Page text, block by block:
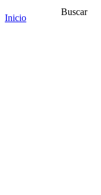
Inicio
Buscar
Escribe aquí abajo lo